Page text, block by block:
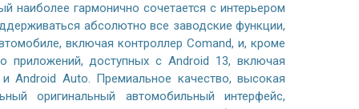
наиболее гармонично сочетается с интерьером
абсолютно все заводские функции,
включая контроллер Comand, и, кроме
приложений, доступных с Android 13, включая
Android Auto. Премиальное качество, высокая
оригинальный автомобильный интерфейс,